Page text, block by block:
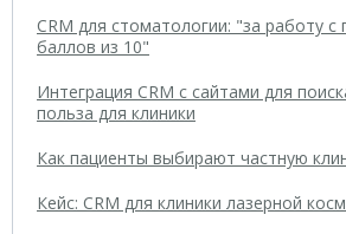
CRM для стоматологии: "за работу
баллов из 10"
Интеграция CRM с сайтами для
польза для клиники
Как пациенты выбирают частную
Кейс: CRM для клиники лазерной